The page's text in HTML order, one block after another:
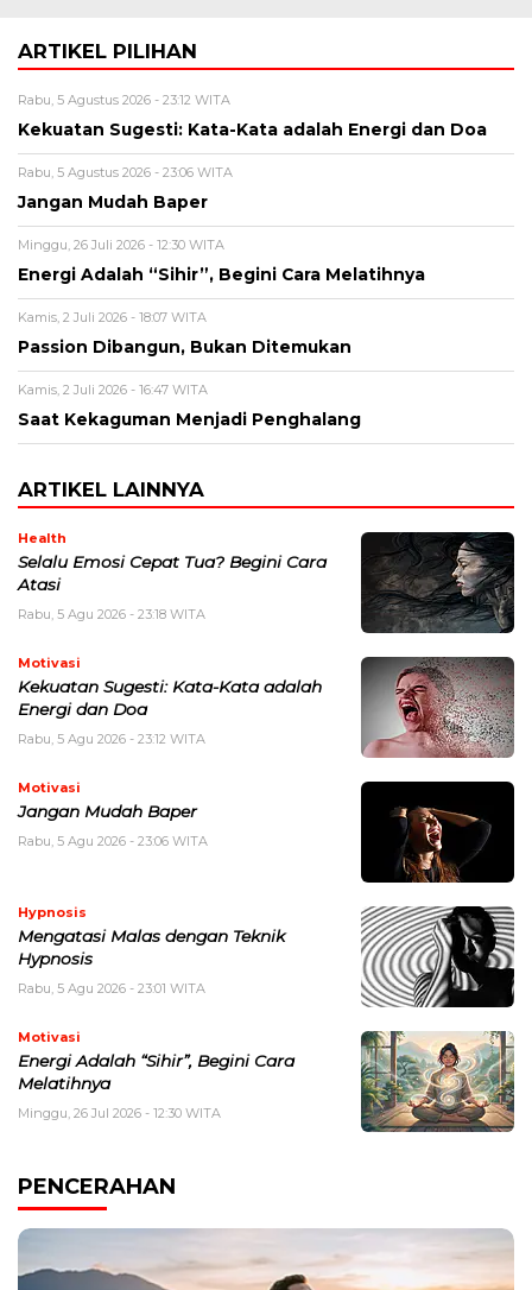
ARTIKEL PILIHAN
Rabu, 5 Agustus 2026 - 23:12 WITA
Kekuatan Sugesti: Kata-Kata adalah Energi dan Doa
Rabu, 5 Agustus 2026 - 23:06 WITA
Jangan Mudah Baper
Minggu, 26 Juli 2026 - 12:30 WITA
Energi Adalah “Sihir”, Begini Cara Melatihnya
Kamis, 2 Juli 2026 - 18:07 WITA
Passion Dibangun, Bukan Ditemukan
Kamis, 2 Juli 2026 - 16:47 WITA
Saat Kekaguman Menjadi Penghalang
ARTIKEL LAINNYA
Health
Selalu Emosi Cepat Tua? Begini Cara
Atasi
Rabu, 5 Agu 2026 - 23:18 WITA
Motivasi
Kekuatan Sugesti: Kata-Kata adalah
Energi dan Doa
Rabu, 5 Agu 2026 - 23:12 WITA
Motivasi
Jangan Mudah Baper
Rabu, 5 Agu 2026 - 23:06 WITA
Hypnosis
Mengatasi Malas dengan Teknik
Hypnosis
Rabu, 5 Agu 2026 - 23:01 WITA
Motivasi
Energi Adalah “Sihir”, Begini Cara
Melatihnya
Minggu, 26 Jul 2026 - 12:30 WITA
PENCERAHAN